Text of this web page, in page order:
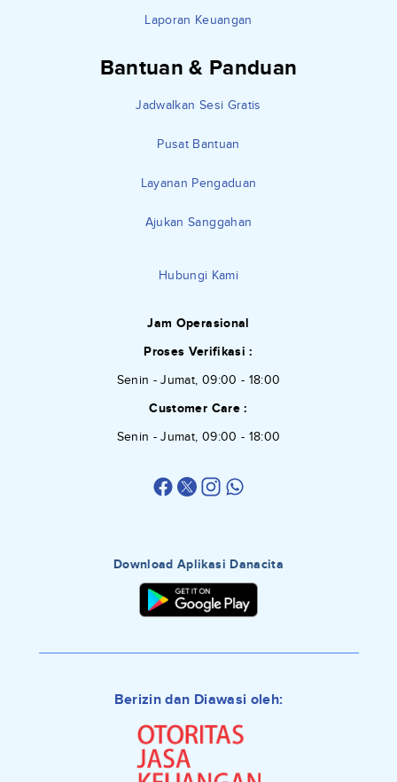
Laporan Keuangan
Bantuan & Panduan
Jadwalkan Sesi Gratis
Pusat Bantuan
Layanan Pengaduan
Ajukan Sanggahan
Hubungi Kami
Jam Operasional
Proses Verifikasi :
Senin - Jumat, 09:00 - 18:00
Customer Care :
Senin - Jumat, 09:00 - 18:00
Download Aplikasi Danacita
Berizin dan Diawasi oleh: